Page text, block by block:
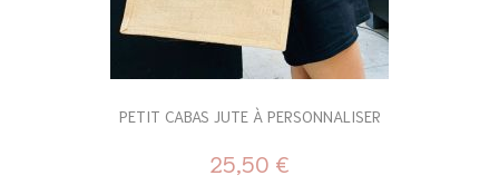
PETIT CABAS JUTE À PERSONNALISER
25,50 €